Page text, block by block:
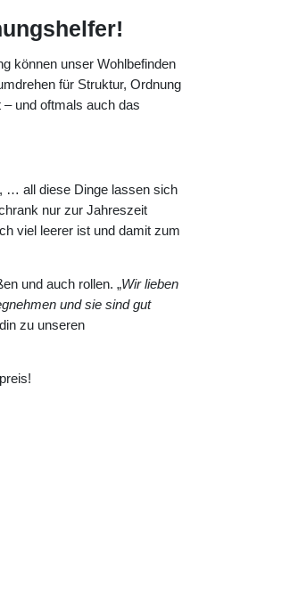
können unser Wohlbefinden
für Struktur, Ordnung
und oftmals auch das
… all diese Dinge lassen sich
nur zur Jahreszeit
viel leerer ist und damit zum
und auch rollen. „Wir lieben
und sie sind gut
zu unseren